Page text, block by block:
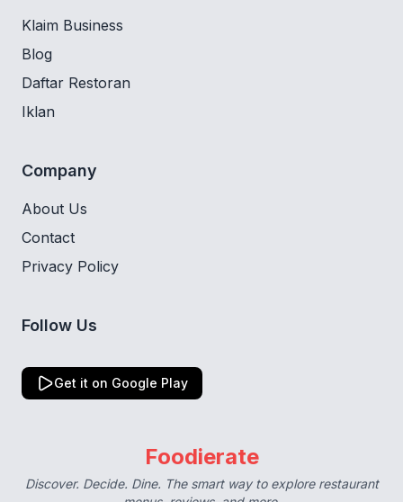
Klaim Business
Blog
Daftar Restoran
Iklan
Company
About Us
Contact
Privacy Policy
Follow Us
Get it on Google Play
Foodierate
Discover. Decide. Dine. The smart way to explore restaurant